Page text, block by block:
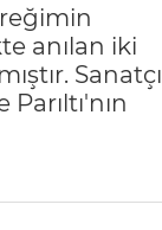
anılan iki
Sanatçı